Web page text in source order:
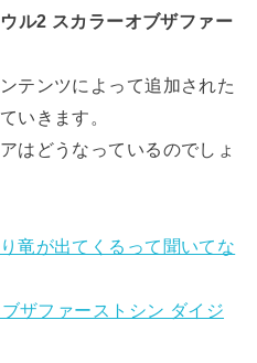
ル2 スカラーオブザファー
テンツによって追加された
いきます。
はどうなっているのでしょ
竜が出てくるって聞いてな
ザファーストシン ダイジ